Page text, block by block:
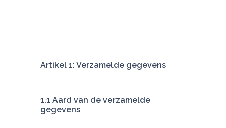
Artikel 1: Verzamelde gegevens
1.1 Aard van de verzamelde
gegevens